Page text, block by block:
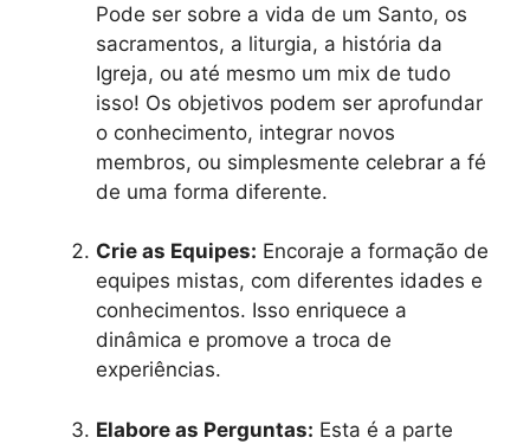
Pode ser sobre a vida de um Santo, os
sacramentos, a liturgia, a história da
Igreja, ou até mesmo um mix de tudo
isso! Os objetivos podem ser aprofundar
o conhecimento, integrar novos
membros, ou simplesmente celebrar a fé
de uma forma diferente.
Crie as Equipes: Encoraje a formação de
equipes mistas, com diferentes idades e
conhecimentos. Isso enriquece a
dinâmica e promove a troca de
experiências.
Elabore as Perguntas: Esta é a parte